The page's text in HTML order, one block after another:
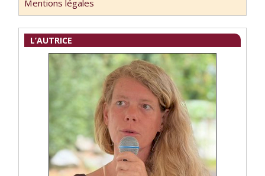
Mentions légales
L’AUTRICE